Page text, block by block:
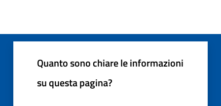
Quanto sono chiare le informazioni
su questa pagina?